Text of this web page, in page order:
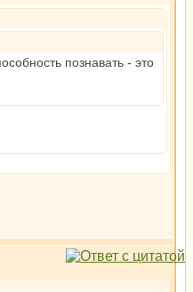
познавать - это